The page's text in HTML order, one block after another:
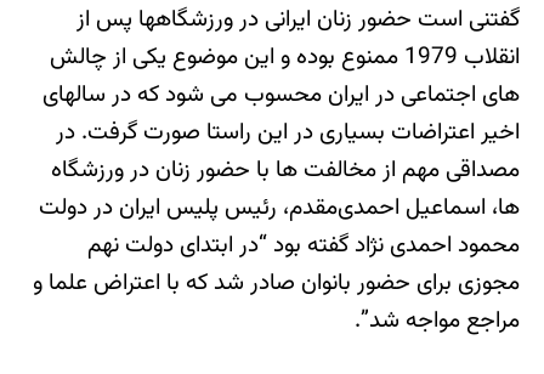
گفتنی است حضور زنان ایرانی در ورزشگاهها پس از
انقلاب 1979 ممنوع بوده و این موضوع یکی از چالش
های اجتماعی در ایران محسوب می شود که در سالهای
اخیر اعتراضات بسیاری در این راستا صورت گرفت. در
مصداقی مهم از مخالفت ها با حضور زنان در ورزشگاه
ها، اسماعیل احمدی‌مقدم، رئیس پلیس ایران در دولت
محمود احمدی نژاد گفته بود “در ابتدای دولت نهم
مجوزی برای حضور بانوان صادر شد که با اعتراض علما و
مراجع مواجه شد”.